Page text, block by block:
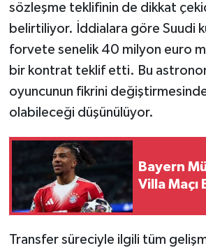
sözleşme teklifinin de dikkat
belirtiliyor. İddialara göre Suudi
forvete senelik 40 milyon euro
bir kontrat teklif etti. Bu
oyuncunun fikrini
olabileceği düşünülüyor.
Bayern
Villa Maçı
Transfer süreciyle ilgili tüm